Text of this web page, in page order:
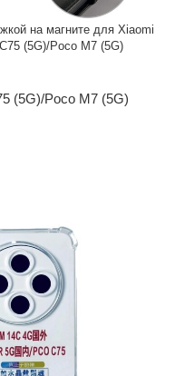
на магните для Xiaomi
(5G)/Poco M7 (5G)
(5G)/Poco M7 (5G)